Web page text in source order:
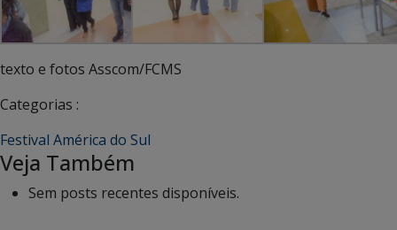
texto e fotos Asscom/FCMS
Categorias :
Festival América do Sul
Veja Também
Sem posts recentes disponíveis.